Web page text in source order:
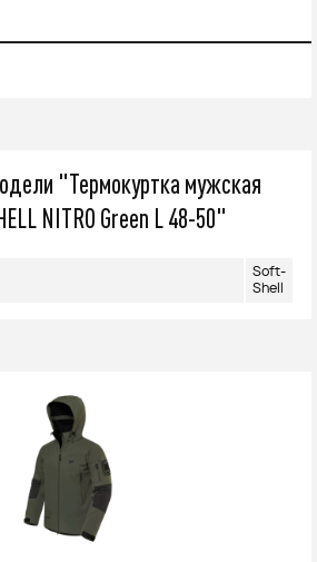
"Термокуртка мужская
NITRO Green L 48-50"
Soft-
Shell